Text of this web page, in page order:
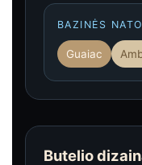
BAZINĖS
Guaiac
Butelio